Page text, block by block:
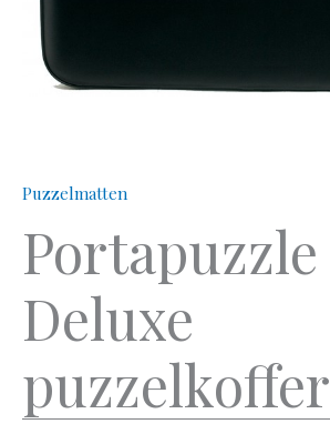
Puzzelmatten
Portapuzzle
Deluxe
puzzelkoffer